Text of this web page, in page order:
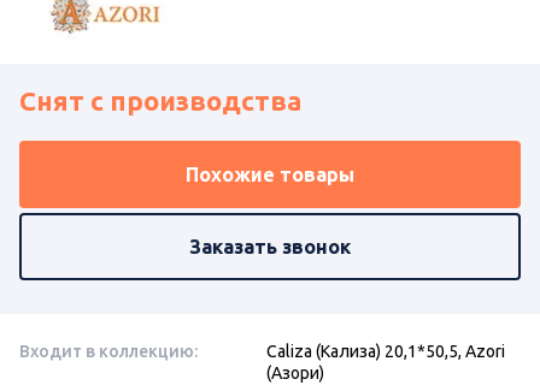
Снят с производства
Похожие товары
Заказать звонок
Входит в коллекцию:
Caliza (Кализа) 20,1*50,5, Azori
(Азори)